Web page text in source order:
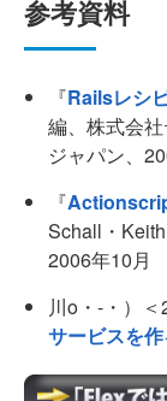
参考資料
『Railsレシ
編、株式会
ジャパン、
『
Schall・
2006年10月
川o・-・）
サービスを